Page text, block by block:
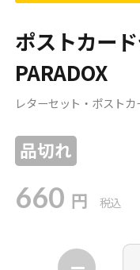
ポストカー
PARADOX
レターセット・ポストカ
品切れ
660 円 税込